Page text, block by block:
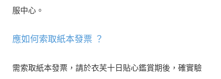
服中心。
應如何索取紙本發票 ？
需索取紙本發票，請於衣芙十日貼心鑑賞期後，確實驗